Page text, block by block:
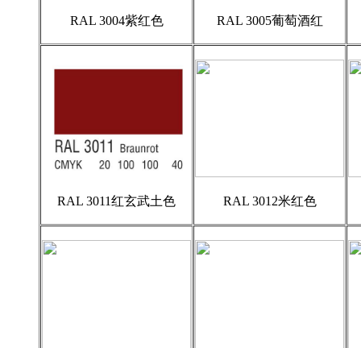
RAL 3004紫红色 RAL 3005葡萄酒红
RAL 3011红玄武土色 RAL 3012米红色